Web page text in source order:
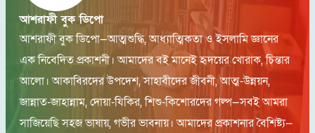
আশরাফী বুক ডিপো
আশরাফী বুক ডিপো—আত্মশুদ্ধি, আধ্যাত্মিকতা ও ইসলামি জ্ঞানের
এক নিবেদিত প্রকাশনী। আমাদের বই মানেই হৃদয়ের খোরাক, চিন্তার
আলো। আকাবিরদের উপদেশ, সাহাবীদের জীবনী, আত্ম-উন্নয়ন,
জান্নাত-জাহান্নাম, দোয়া-যিকির, শিশু-কিশোরদের গল্প—সবই আমরা
সাজিয়েছি সহজ ভাষায়, গভীর ভাবনায়। আমাদের প্রকাশনার বৈশিষ্ট্য—